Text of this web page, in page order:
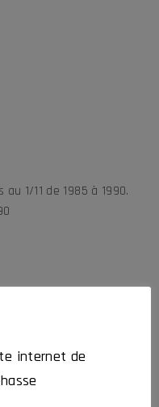
1/11 de 1985 à 1990.
internet de